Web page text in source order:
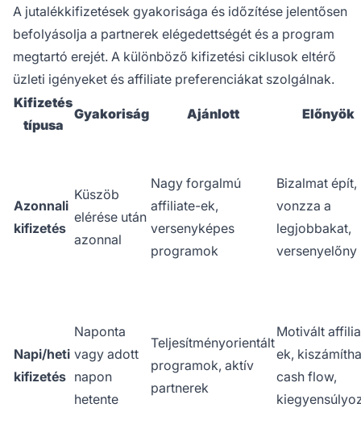
A jutalékkifizetések gyakorisága és időzítése jelentősen
befolyásolja a partnerek elégedettségét és a program
megtartó erejét. A különböző kifizetési ciklusok eltérő
üzleti igényeket és affiliate preferenciákat szolgálnak.
Kifizetés
típusa
Gyakoriság Ajánlott Előnyök
Azonnali
kifizetés
Küszöb
elérése után
azonnal
Nagy forgalmú
affiliate-ek,
versenyképes
programok
Bizalmat épít,
vonzza a
legjobbakat,
versenyelőny
Napi/heti
kifizetés
Naponta
vagy adott
napon
hetente
Teljesítményorientált
programok, aktív
partnerek
Motivált
ek,
cash flow,